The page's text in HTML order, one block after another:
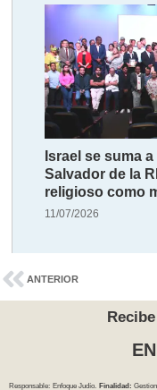
Israel se suma
Salvador de la
religioso como
11/07/2026
ANTERIOR
Responsable: Enfoque Judío. Finalidad: